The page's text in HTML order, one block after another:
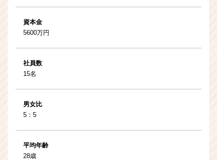
資本金
5600万円
社員数
15名
男女比
5：5
平均年齢
28歳